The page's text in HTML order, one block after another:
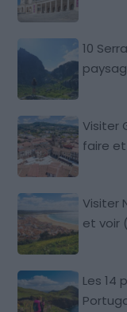
10
Visiter
faire
Visiter
et voir
Les 14